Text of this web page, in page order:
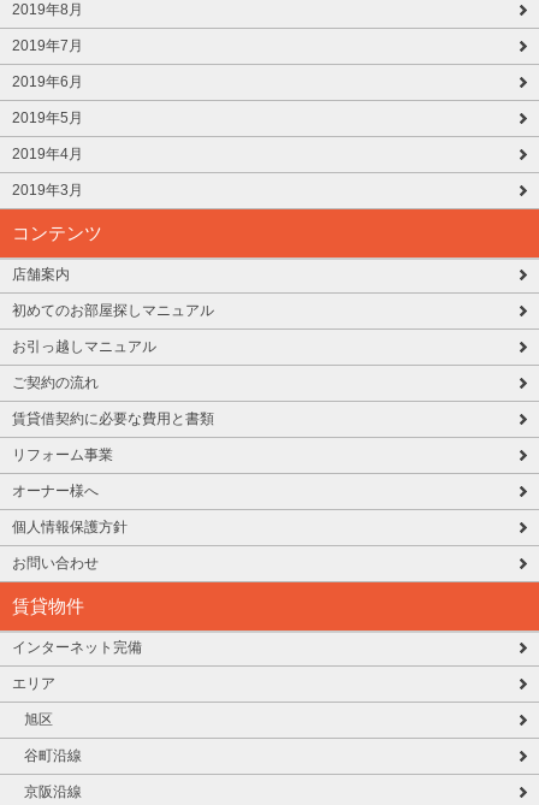
2019年8月
2019年7月
2019年6月
2019年5月
2019年4月
2019年3月
コンテンツ
店舗案内
初めてのお部屋探しマニュアル
お引っ越しマニュアル
ご契約の流れ
賃貸借契約に必要な費用と書類
リフォーム事業
オーナー様へ
個人情報保護方針
お問い合わせ
賃貸物件
インターネット完備
エリア
旭区
谷町沿線
京阪沿線